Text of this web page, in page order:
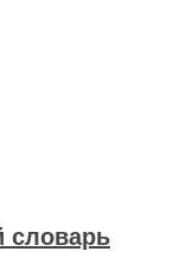
словарь